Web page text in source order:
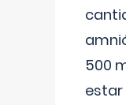
500
estar